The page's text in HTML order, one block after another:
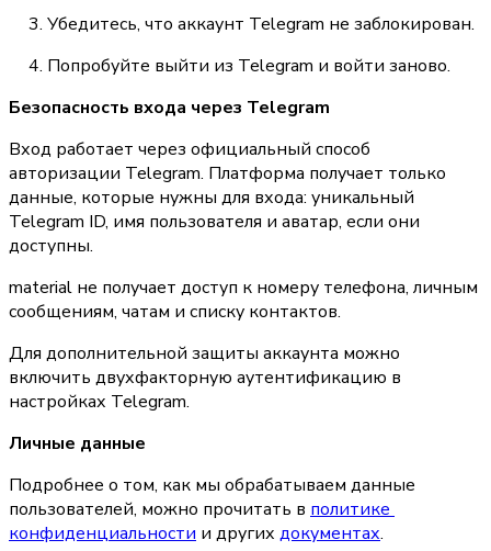
Убедитесь, что аккаунт Telegram не заблокирован.
Попробуйте выйти из Telegram и войти заново.
Безопасность входа через Telegram
Вход работает через официальный способ
авторизации Telegram. Платформа получает только
данные, которые нужны для входа: уникальный
Telegram ID, имя пользователя и аватар, если они
доступны.
material не получает доступ к номеру телефона, личным
сообщениям, чатам и списку контактов.
Для дополнительной защиты аккаунта можно
включить двухфакторную аутентификацию в
настройках Telegram.
Личные данные
Подробнее о том, как мы обрабатываем данные
пользователей, можно прочитать в политике
конфиденциальности и других документах.